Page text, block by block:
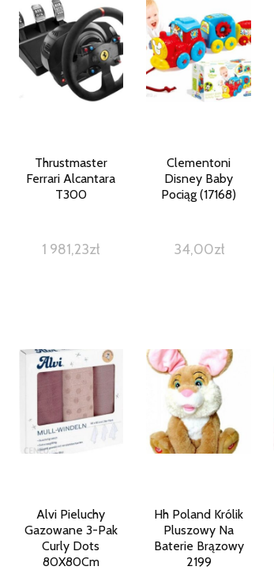
Thrustmaster
Ferrari Alcantara
T300
1 981,23zł
Clementoni
Disney Baby
Pociąg (17168)
34,00zł
Alvi Pieluchy
Gazowane 3-Pak
Curly Dots
80X80Cm
Hh Poland Królik
Pluszowy Na
Baterie Brązowy
2199